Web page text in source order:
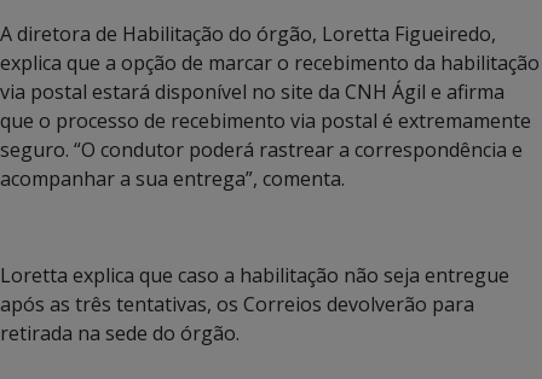
A diretora de Habilitação do órgão, Loretta Figueiredo,
explica que a opção de marcar o recebimento da habilitação
via postal estará disponível no site da CNH Ágil e afirma
que o processo de recebimento via postal é extremamente
seguro. “O condutor poderá rastrear a correspondência e
acompanhar a sua entrega”, comenta.
Loretta explica que caso a habilitação não seja entregue
após as três tentativas, os Correios devolverão para
retirada na sede do órgão.